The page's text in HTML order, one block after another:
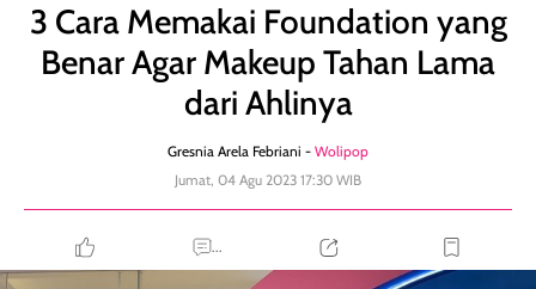
3 Cara Memakai Foundation yang
Benar Agar Makeup Tahan Lama
dari Ahlinya
Gresnia Arela Febriani - Wolipop
Jumat, 04 Agu 2023 17:30 WIB
...